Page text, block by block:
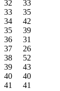
32
33
33
35
34
42
35
39
36
31
37
26
38
52
39
43
40
40
41
41